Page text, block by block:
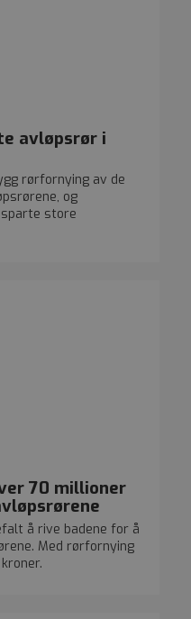
avløpsrør i
rørfornying av de
og
store
70 millioner
å rive badene for å
Med rørfornying